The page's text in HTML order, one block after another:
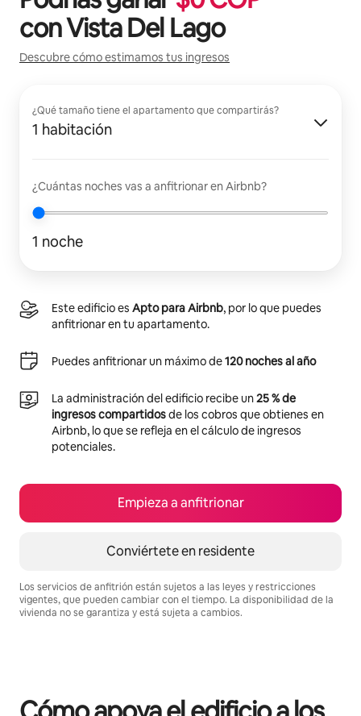
conVista Del Lago
Descubre cómo estimamos tus ingresos
¿Qué tamaño tiene el apartamento que compartirás?
1 habitación
¿Cuántas noches vas a anfitrionar en Airbnb?
1 noche
Este edificio es Apto para Airbnb, por lo que puedes
anfitrionar en tu apartamento.
Puedes anfitrionar un máximo de120 noches al año
La administración del edificio recibe un25 % de
ingresos compartidosde los cobros que obtienes en
Airbnb, lo que se refleja en el cálculo de ingresos
potenciales.
Empieza a anfitrionar
Conviértete en residente
Los servicios de anfitrión están sujetos a las leyes y restricciones
vigentes, que pueden cambiar con el tiempo. La disponibilidad de la
vivienda no se garantiza y está sujeta a cambios.